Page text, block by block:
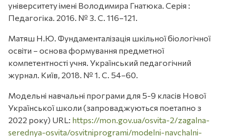
університету імені Володимира Гнатюка. Серія :
Педагогіка. 2016. № 3. С. 116–121.
Матяш Н.Ю. Фундаменталізація шкільної біологічної
освіти – основа формування предметної
компетентності учня. Український педагогічний
журнал. Київ, 2018. № 1. С. 54–60.
Модельні навчальні програми для 5-9 класів Нової
Української школи (запроваджуються поетапно з
2022 року) URL: https://mon.gov.ua/osvita-2/zagalna-
serednya-osvita/osvitniprogrami/modelni-navchalni-